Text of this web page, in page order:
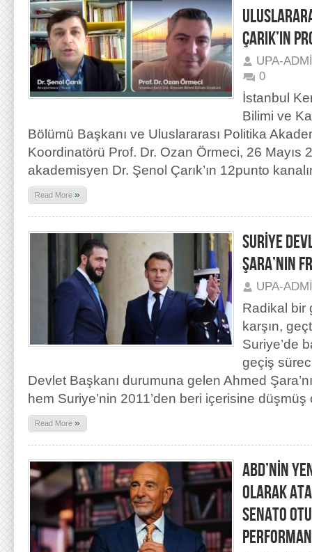
ÇARIK’IN
UPA-
0
İstanbul
Bilimi ve
Bölümü Başkanı ve Uluslararası Politika
Koordinatörü Prof. Dr. Ozan Örmeci, 26 Mayıs
akademisyen Dr. Şenol Çarık’ın 12punto
Read More »
SURİYE
ŞARA’NIN
UPA-
Radikal bir
karşın,
Suriye’de
geçiş
Devlet Başkanı durumuna gelen Ahmed
hem Suriye’nin 2011’den beri içerisine
Read More »
ABD’NİN
OLARAK
SENATO